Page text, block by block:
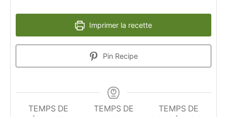
Imprimer la recette
Pin Recipe
TEMPS DE
TEMPS DE
TEMPS DE